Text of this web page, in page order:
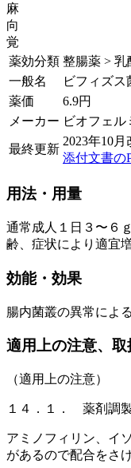
麻
向
覚
薬効分類 整腸薬 > 乳
一般名
ビフィズス
薬価
6.9円
メーカー ビオフェル
最終更新
2023年10
添付文書の
用法・用量
通常成人１日３〜６
齢、症状により適宜
効能・効果
腸内菌叢の異常によ
適用上の注意、
（適用上の注意）
１４．１． 薬剤調
アミノフィリン、イ
があるので配合をさ